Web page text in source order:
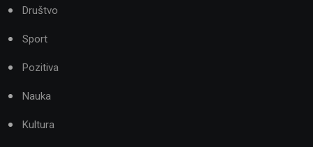
Društvo
Sport
Pozitiva
Nauka
Kultura